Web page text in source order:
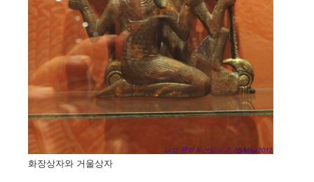
화장상자와 거울상자